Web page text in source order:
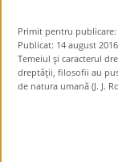
Primit pentru publicare:
Publicat: 14 august
Temeiul şi caracterul
dreptăţii, filosofii au
de natura umană (J. J.